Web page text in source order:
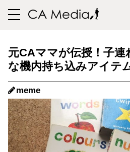
toggle
元CAママが伝授！子連
な機内持ち込みアイテ
meme